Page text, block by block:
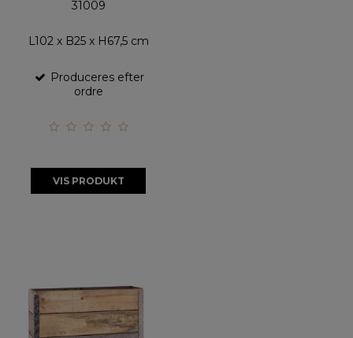
31009
L102 x B25 x H67,5 cm
Produceres efter
ordre
VIS PRODUKT